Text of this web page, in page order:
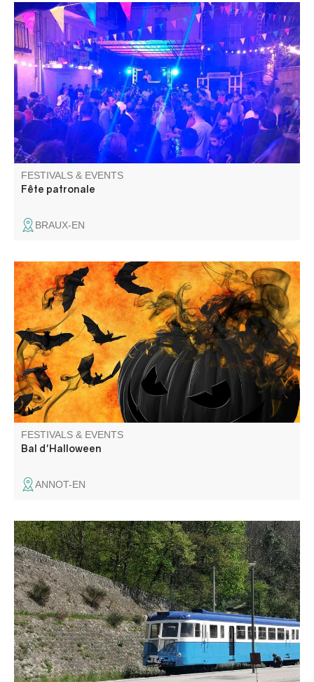
C'est la Fête au village
FESTIVALS & EVENTS
Fête patronale
BRAUX-EN
Halloween ball open to all, organized by the Comité des
fêtes.
FESTIVALS & EVENTS
Bal d'Halloween
ANNOT-EN
Aboard a 1936 railcar, relive the atmosphere of the
“Michelines”! Upon your arrival in Thorame, local
organizations invite you to visit the Chapel of Notre-Dame
de la Fleur and, in the afternoon, watch a lavender
distillation demonstration.